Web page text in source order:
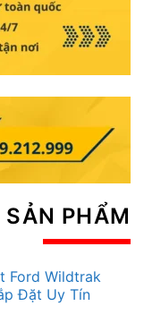
SẢN PHẨM
Ford Wildtrak
Đặt Uy Tín